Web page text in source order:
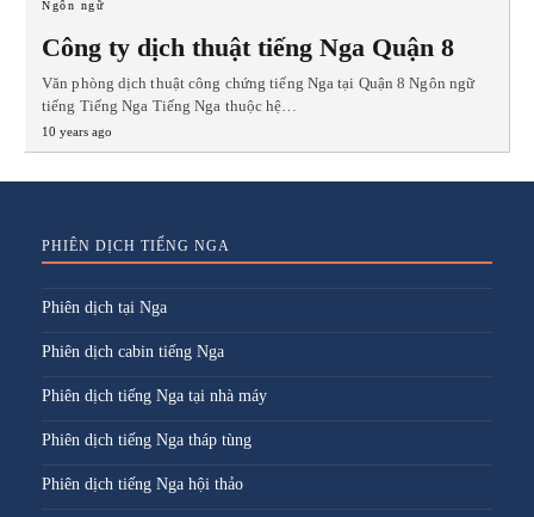
Ngôn ngữ
Công ty dịch thuật tiếng Nga Quận 8
Văn phòng dịch thuật công chứng tiếng Nga tại Quận 8 Ngôn ngữ
tiếng Tiếng Nga Tiếng Nga thuộc hệ…
10 years ago
PHIÊN DỊCH TIẾNG NGA
Phiên dịch tại Nga
Phiên dịch cabin tiếng Nga
Phiên dịch tiếng Nga tại nhà máy
Phiên dịch tiếng Nga tháp tùng
Phiên dịch tiếng Nga hội thảo